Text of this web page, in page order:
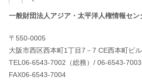
一般財団法人アジア・太平洋人権情報セン
〒550-0005
大阪市西区西本町1丁目7－7 CE西本町ビ
TEL06-6543-7002（総務）/ 06-6543-7003
FAX06-6543-7004